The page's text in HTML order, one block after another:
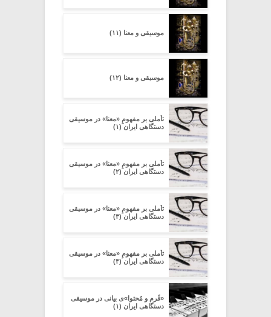
موسیقی و معنا (۱۱)
موسیقی و معنا (۱۲)
تأملی بر مفهومِ «معنا» در موسیقی
دستگاهی ایران (۱)
تأملی بر مفهومِ «معنا» در موسیقی
دستگاهی ایران (۲)
تأملی بر مفهومِ «معنا» در موسیقی
دستگاهی ایران (۳)
تأملی بر مفهومِ «معنا» در موسیقی
دستگاهی ایران (۴)
«فُرم و مُحتوا»ی بیانی در موسیقی
دستگاهی ایران (۱)